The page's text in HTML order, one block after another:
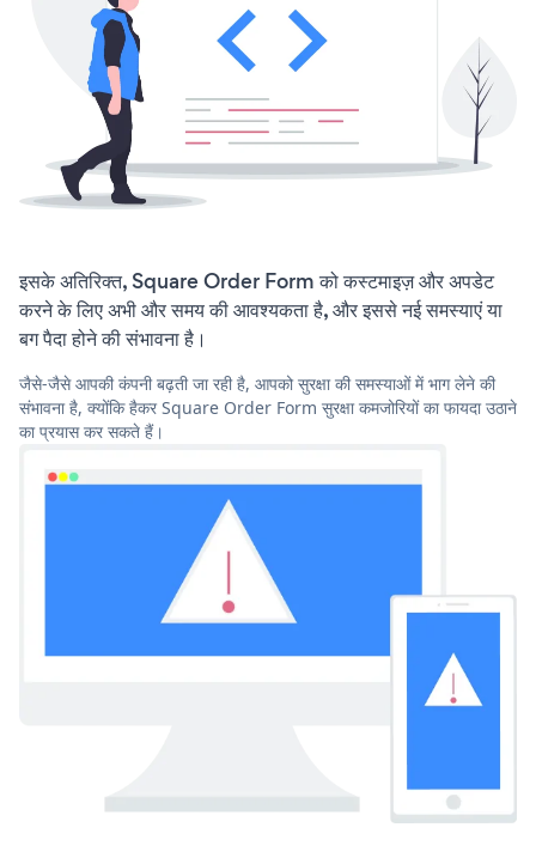
इसके अतिरिक्त, Square Order Form को कस्टमाइज़ और अपडेट
करने के लिए अभी और समय की आवश्यकता है, और इससे नई समस्याएं या
बग पैदा होने की संभावना है।
जैसे-जैसे आपकी कंपनी बढ़ती जा रही है, आपको सुरक्षा की समस्याओं में भाग लेने की
संभावना है, क्योंकि हैकर Square Order Form सुरक्षा कमजोरियों का फायदा उठाने
का प्रयास कर सकते हैं।